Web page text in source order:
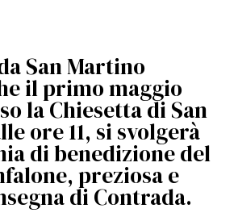
San Martino
il primo maggio
la Chiesetta di San
ore 11, si svolgerà
di benedizione del
preziosa e
di Contrada.